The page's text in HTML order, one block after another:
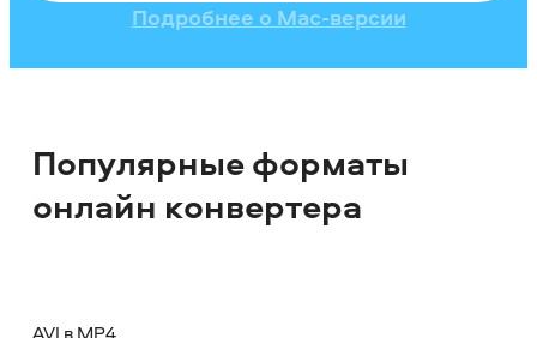
Подробнее о Mac-версии
Популярные форматы
онлайн конвертера
AVI в MP4